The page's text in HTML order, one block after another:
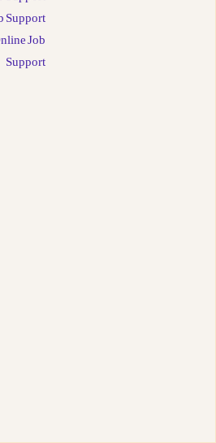
Support
Job
Support